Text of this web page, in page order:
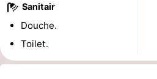
Duinen
aan
Zee
Bergen
-
Alkmaar
-
Sanitair
Douche.
Toilet.